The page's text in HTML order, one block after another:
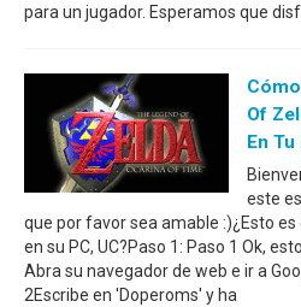
para un jugador. Esperamos que
Of
En Tu
este
que por favor sea amable :)¿Esto es
en su PC, UC?Paso 1: Paso 1 Ok,
Abra su navegador de web e ir a
2Escribe en 'Doperoms' y ha